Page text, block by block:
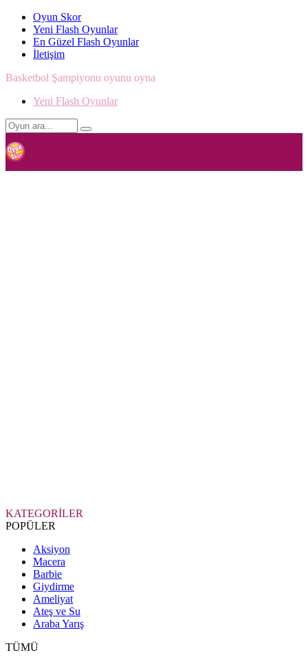
Oyun Skor
Yeni Flash Oyunlar
En Güzel Flash Oyunlar
İletişim
Basketbol Şampiyonu oyunu oyna
Yeni Flash Oyunlar
KATEGORİLER
POPÜLER
Aksiyon
Macera
Barbie
Giydirme
Ameliyat
Ateş ve Su
Araba Yarış
TÜMÜ